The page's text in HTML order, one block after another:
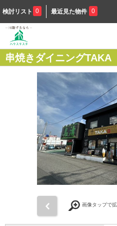
検討リスト 0 最近見た物件 0
串焼きダイニングTAKA
画像タップで